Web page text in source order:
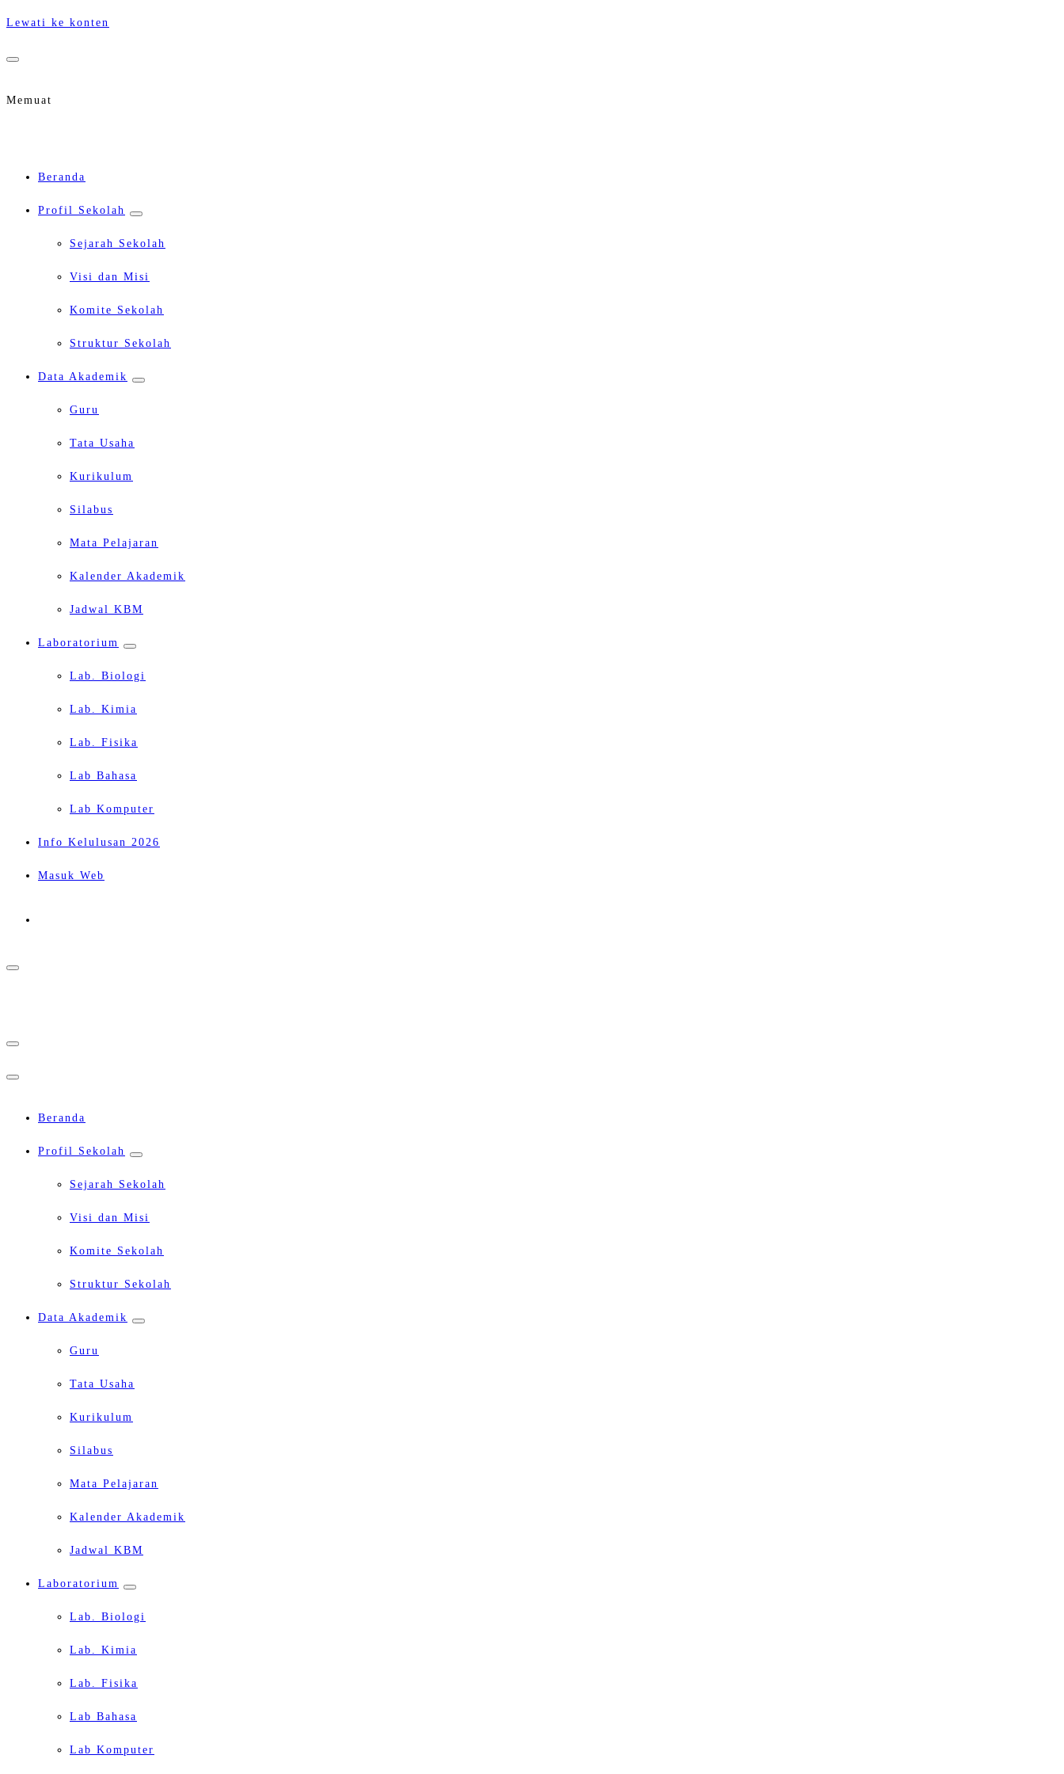
Lewati ke konten
Memuat
Beranda
Profil Sekolah
Sejarah Sekolah
Visi dan Misi
Komite Sekolah
Struktur Sekolah
Data Akademik
Guru
Tata Usaha
Kurikulum
Silabus
Mata Pelajaran
Kalender Akademik
Jadwal KBM
Laboratorium
Lab. Biologi
Lab. Kimia
Lab. Fisika
Lab Bahasa
Lab Komputer
Info Kelulusan 2026
Masuk Web
Beranda
Profil Sekolah
Sejarah Sekolah
Visi dan Misi
Komite Sekolah
Struktur Sekolah
Data Akademik
Guru
Tata Usaha
Kurikulum
Silabus
Mata Pelajaran
Kalender Akademik
Jadwal KBM
Laboratorium
Lab. Biologi
Lab. Kimia
Lab. Fisika
Lab Bahasa
Lab Komputer